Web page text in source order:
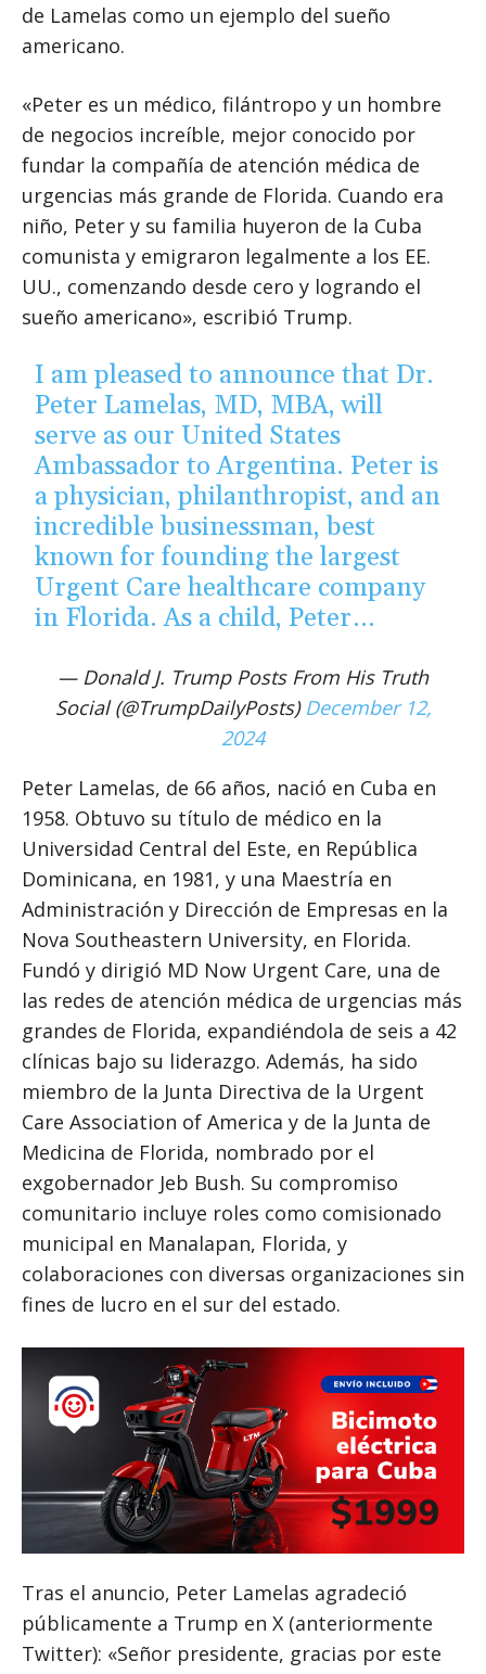
de Lamelas como un ejemplo del sueño
americano.
«Peter es un médico, filántropo y un hombre
de negocios increíble, mejor conocido por
fundar la compañía de atención médica de
urgencias más grande de Florida. Cuando era
niño, Peter y su familia huyeron de la Cuba
comunista y emigraron legalmente a los EE.
UU., comenzando desde cero y logrando el
sueño americano», escribió Trump.
I am pleased to announce that Dr.
Peter Lamelas, MD, MBA, will
serve as our United States
Ambassador to Argentina. Peter is
a physician, philanthropist, and an
incredible businessman, best
known for founding the largest
Urgent Care healthcare company
in Florida. As a child, Peter…
— Donald J. Trump Posts From His Truth
Social (@TrumpDailyPosts) December 12,
2024
Peter Lamelas, de 66 años, nació en Cuba en
1958. Obtuvo su título de médico en la
Universidad Central del Este, en República
Dominicana, en 1981, y una Maestría en
Administración y Dirección de Empresas en la
Nova Southeastern University, en Florida.
Fundó y dirigió MD Now Urgent Care, una de
las redes de atención médica de urgencias más
grandes de Florida, expandiéndola de seis a 42
clínicas bajo su liderazgo. Además, ha sido
miembro de la Junta Directiva de la Urgent
Care Association of America y de la Junta de
Medicina de Florida, nombrado por el
exgobernador Jeb Bush. Su compromiso
comunitario incluye roles como comisionado
municipal en Manalapan, Florida, y
colaboraciones con diversas organizaciones sin
fines de lucro en el sur del estado.
Tras el anuncio, Peter Lamelas agradeció
públicamente a Trump en X (anteriormente
Twitter): «Señor presidente, gracias por este